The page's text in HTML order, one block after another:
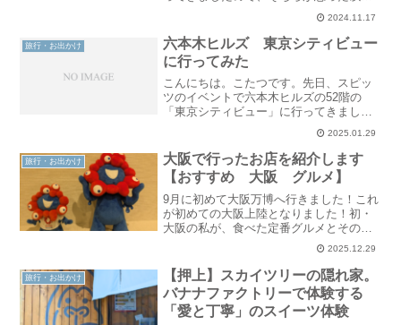
に良く、行ってよかったのでご紹介させ
ていただきます。渋谷スカイってどんな
ところ？渋谷スカイは「渋谷スクランブ
ルスクエア」の一部..
2024.11.17
旅行・お出かけ
六本木ヒルズ 東京シティビュー
に行ってみた
こんにちは。こたつです。先日、スピッ
ツのイベントで六本木ヒルズの52階の
「東京シティビュー」に行ってきまし
た。景色がとてもきれいだったので、今
回はそちらを紹介したと思います。東京
シティビューとはどんなところ？東京シ
ティビューは六本木ヒルズ森..
2025.01.29
旅行・お出かけ
大阪で行ったお店を紹介します
【おすすめ 大阪 グルメ】
9月に初めて大阪万博へ行きました！これ
が初めての大阪上陸となりました！初・
大阪の私が、食べた定番グルメとそのお
店を紹介します！ぜひ、旅行等の参考に
してください。こたつ日程は金土日の2泊
3日です。金曜日は仕事終わりに東京から
出発したため、19..
2025.12.29
旅行・お出かけ
【押上】スカイツリーの隠れ家。
バナナファクトリーで体験する
「愛と丁寧」のスイーツ体験